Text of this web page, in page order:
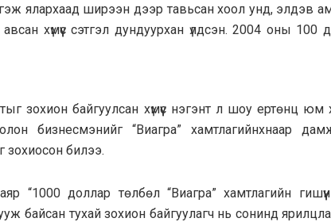
ялархаад ширээн дээр тавьсан хоол унд, элдэв
хүмүүс сэтгэл дундуурхан үлдсэн. 2004 оны 100
зохион байгуулсан хүмүүс нэгэнт л шоу ертөнц юм
бизнесмэнийг “Виагра” хамтлагийнхнаар
зохиосон билээ.
“1000 доллар төлбөл “Виагра” хамтлагийн
байсан тухай зохион байгуулагч нь сонинд